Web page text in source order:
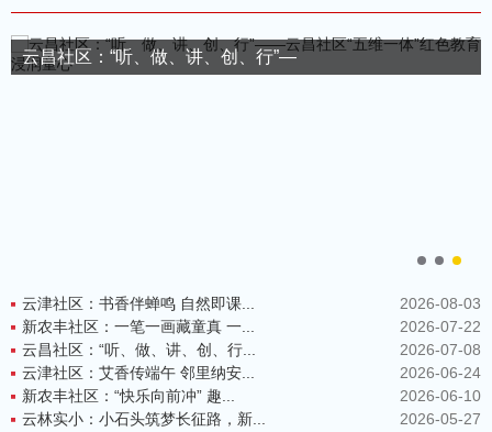
云昌社区：“听、做、讲、创、行”—
2026-08-03
云津社区：书香伴蝉鸣 自然即课...
2026-07-22
新农丰社区：一笔一画藏童真 一...
2026-07-08
云昌社区：“听、做、讲、创、行...
2026-06-24
云津社区：艾香传端午 邻里纳安...
2026-06-10
新农丰社区：“快乐向前冲” 趣...
2026-05-27
云林实小：小石头筑梦长征路，新...